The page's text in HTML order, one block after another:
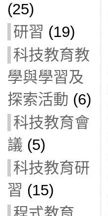
(25)
研習 (19)
科技教育教
學與學習及
探索活動 (6)
科技教育會
議 (5)
科技教育研
習 (15)